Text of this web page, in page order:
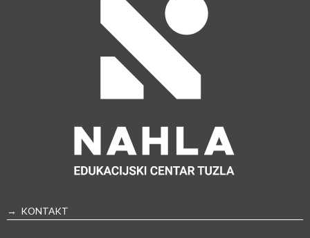
→ KONTAKT